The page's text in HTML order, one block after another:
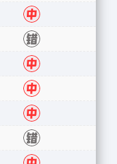
中
错
中
中
中
错